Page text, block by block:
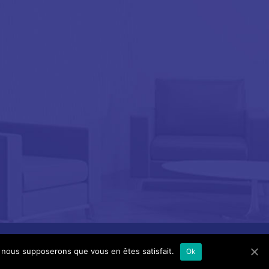
supposerons que vous en êtes satisfait. Ok